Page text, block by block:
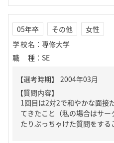
05年卒 その他
女性
学校名 ： 専修大学
職種 ： SE
【質問内容】
1回目は2対2で和やかな面接
てきたこと（私の場合はサ
たりぶっちゃけた質問をす